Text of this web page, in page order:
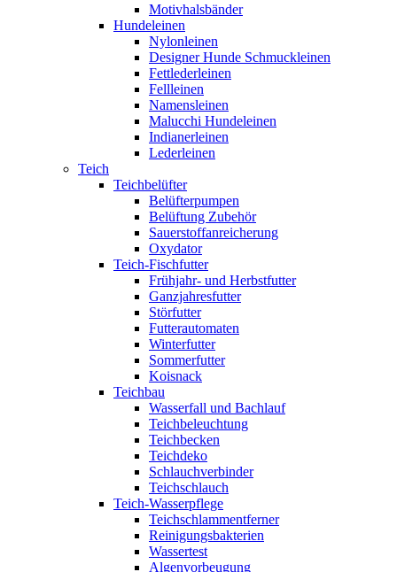
Motivhalsbänder
Hundeleinen
Nylonleinen
Designer Hunde Schmuckleinen
Fettlederleinen
Fellleinen
Namensleinen
Malucchi Hundeleinen
Indianerleinen
Lederleinen
Teich
Teichbelüfter
Belüfterpumpen
Belüftung Zubehör
Sauerstoffanreicherung
Oxydator
Teich-Fischfutter
Frühjahr- und Herbstfutter
Ganzjahresfutter
Störfutter
Futterautomaten
Winterfutter
Sommerfutter
Koisnack
Teichbau
Wasserfall und Bachlauf
Teichbeleuchtung
Teichbecken
Teichdeko
Schlauchverbinder
Teichschlauch
Teich-Wasserpflege
Teichschlammentferner
Reinigungsbakterien
Wassertest
Algenvorbeugung